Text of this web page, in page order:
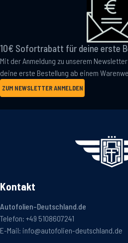
10€ Sofortrabatt für deine erste
Mit der Anmeldung zu unserem
deine erste Bestellung ab einem
ZUM NEWSLETTER ANMELDEN
Kontakt
Autofolien-Deutschland.de
Telefon: +49 5108607241
E-Mail: info@autofolien-deutschland.de